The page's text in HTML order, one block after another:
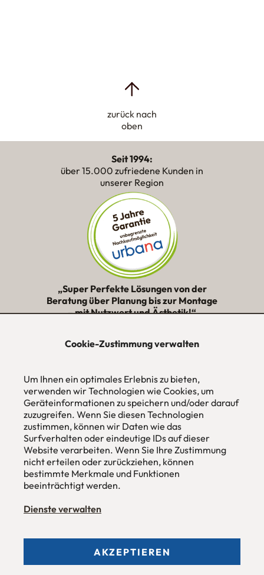
Cookie-Zustimmung verwalten
Um Ihnen ein optimales Erlebnis zu bieten,
verwenden wir Technologien wie Cookies, um
Geräteinformationen zu speichern und/oder darauf
zuzugreifen. Wenn Sie diesen Technologien
zustimmen, können wir Daten wie das
Surfverhalten oder eindeutige IDs auf dieser
Website verarbeiten. Wenn Sie Ihre Zustimmung
nicht erteilen oder zurückziehen, können
bestimmte Merkmale und Funktionen
beeinträchtigt werden.
Dienste verwalten
AKZEPTIEREN
zurück nach
oben
Seit 1994:
über 15.000 zufriedene Kunden in
unserer Region
„Super Perfekte Lösungen von der
Beratung über Planung bis zur Montage
– mit Nutzwert und Ästhetik!“
Individuelles Wohndesign
ohne Mehrpreis nach Maß
Hans Pinsel-Str. 1
im DreierHaus
85540Haar / München
089 / 420 44 535
Fax
089 / 456 00 646
E-Mail
mail@urbana-moebel.de
Öffnungszeiten des
Montag bis Freitag 09:30 — 18:30 Uhr
Samstag 09:30 -16:00 Uhr
Allgemeine Geschäftsbedingungen (AGB)